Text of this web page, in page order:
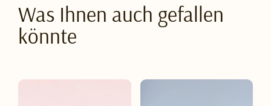
Was Ihnen auch gefallen
könnte